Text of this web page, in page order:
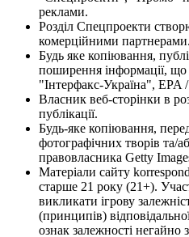
реклами.
Розділ Спецпроекти
комерційними партнерами.
Будь яке копіювання,
поширення інформації, що
"Інтерфакс-Україна", EPA
Власник веб-сторінки в
публікації.
Будь-яке копіювання,
фотографічних творів та/
правовласника Getty
Матеріали сайту
старше 21 року (21+).
викликати ігрову
(принципів)
ознак залежності негайно